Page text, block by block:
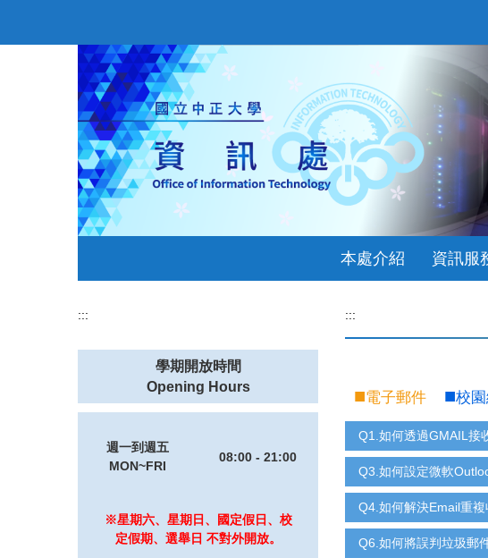
資訊處綠色機房
本處介紹 資訊服
:::
學期開放時間
Opening Hours
週一到週五
MON~FRI
08:00 - 21:00
※星期六、星期日、國定假日、校
定假期、選舉日 不對外開放。
:::
電子郵件 校
Q1.如何透過GMAIL接
Q3.如何設定微軟
Q4.如何解決Email重複
Q6.如何將誤判垃圾郵